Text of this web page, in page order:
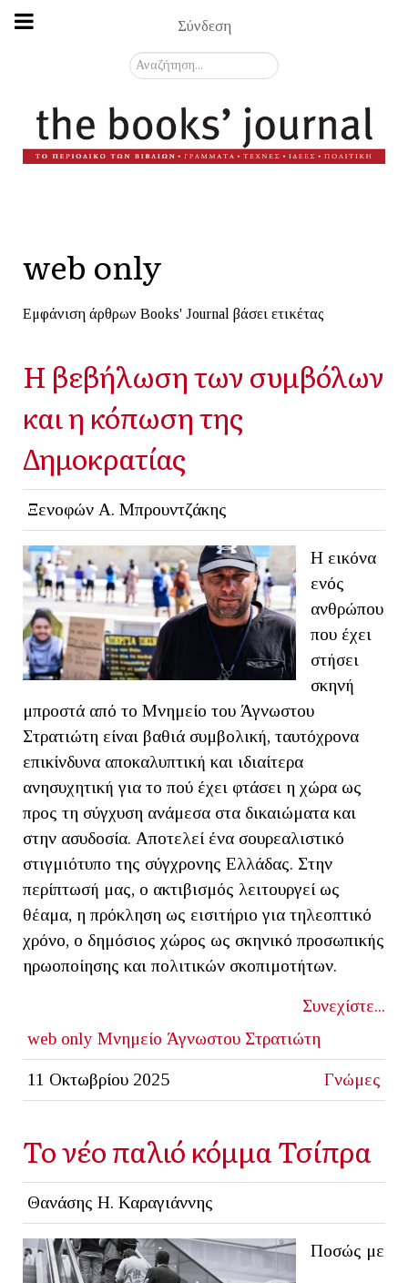
Σύνδεση
Αναζήτηση...
web only
Εμφάνιση άρθρων Books' Journal βάσει ετικέτας
Η βεβήλωση των συμβόλων
και η κόπωση της
Δημοκρατίας
Ξενοφών Α. Μπρουντζάκης
Η εικόνα
ενός
ανθρώπου
που έχει
στήσει
σκηνή
μπροστά από το Μνημείο του Άγνωστου
Στρατιώτη είναι βαθιά συμβολική, ταυτόχρονα
επικίνδυνα αποκαλυπτική και ιδιαίτερα
ανησυχητική για το πού έχει φτάσει η χώρα ως
προς τη σύγχυση ανάμεσα στα δικαιώματα και
στην ασυδοσία. Αποτελεί ένα σουρεαλιστικό
στιγμιότυπο της σύγχρονης Ελλάδας. Στην
περίπτωσή μας, ο ακτιβισμός λειτουργεί ως
θέαμα, η πρόκληση ως εισιτήριο για τηλεοπτικό
χρόνο, ο δημόσιος χώρος ως σκηνικό προσωπικής
ηρωοποίησης και πολιτικών σκοπιμοτήτων.
Συνεχίστε...
web only Μνημείο Άγνωστου Στρατιώτη
11 Οκτωβρίου 2025 Γνώμες
Το νέο παλιό κόμμα Τσίπρα
Θανάσης Η. Καραγιάννης
Ποσώς με